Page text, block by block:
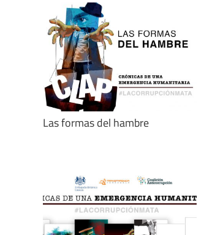
Las formas del hambre